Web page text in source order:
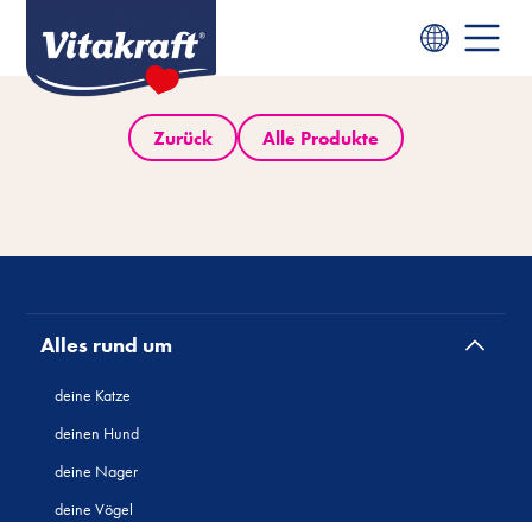
Zurück Alle Produkte
Alles rund um
deine Katze
deinen Hund
deine Nager
deine Vögel